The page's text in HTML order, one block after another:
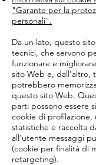
"Garante per la
personali".
Da un lato, questo
tecnici, che servono
funzionare e
sito Web e, dall'altro,
potrebbero
questo sito Web.
parti possono essere
cookie di profilazione,
statistiche e raccolta
all'utente messaggi
(cookie per finalità di
retargeting).